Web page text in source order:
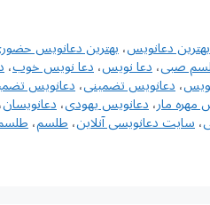
بهترین دعانویس،بهترین دعانویس
صبی،دعا نویس،دعا نویس خوب،
،دعانویس تضمینی،دعانویس
مهره مار،دعانویس یهودی،دعانویسان،
،سایت دعانویسی آنلاین،طلسم،